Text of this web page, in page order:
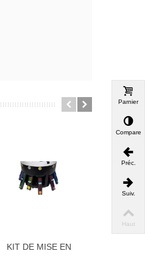
KIT DE MISE EN
Parnier
Comparer
Préc.
Suiv.
Haut